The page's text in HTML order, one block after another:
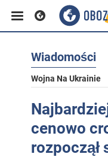
Wiadomości
Wojna Na Ukrainie
cenowo
rozpoczął